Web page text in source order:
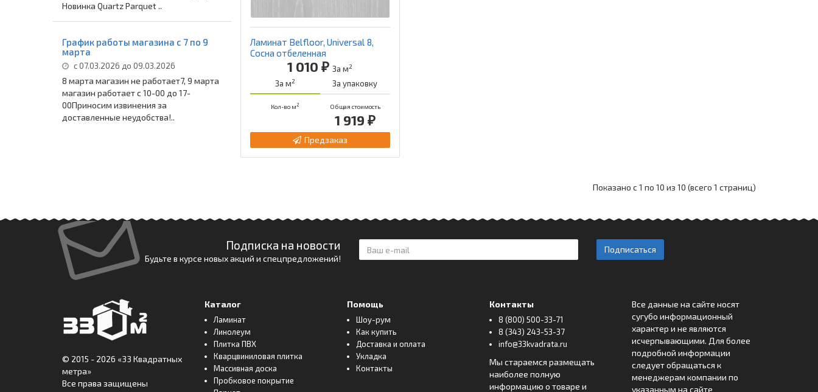
Новинка Quartz Parquet ..
График работы магазина с 7 по 9
марта
с 07.03.2026 до 09.03.2026
8 марта магазин не работает7, 9 марта
магазин работает с 10-00 до 17-
00Приносим извинения за
доставленные неудобства!..
Ламинат Belfloor, Universal 8,
Сосна отбеленная
1 010 ₽За м2
За м2 За упаковку
Кол-во м2 Общая стоимость
1 919 ₽
Предзаказ
Показано с 1 по 10 из 10 (всего 1 страниц)
Подписка на новости
Будьте в курсе новых акций и спецпредложений!
Подписаться
© 2015 - 2026 «33 Квадратных
метра»
Все права защищены
Каталог
Ламинат
Линолеум
Плитка ПВХ
Кварцвиниловая плитка
Массивная доска
Пробковое покрытие
Помощь
Шоу-рум
Как купить
Доставка и оплата
Укладка
Контакты
Контакты
8 (800) 500-33-71
8 (343) 243-53-37
info@33kvadrata.ru
Мы стараемся размещать
наиболее полную
информацию о товаре и
Все данные на сайте носят
сугубо информационный
характер и не являются
исчерпывающими. Для более
подробной информации
следует обращаться к
менеджерам компании по
указанным на сайте